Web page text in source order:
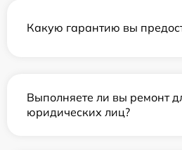
Какую гарантию вы
Выполняете ли вы ремонт
юридических лиц?